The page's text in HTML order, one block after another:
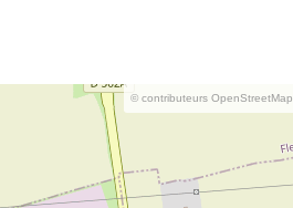
© contributeurs OpenStreetMap